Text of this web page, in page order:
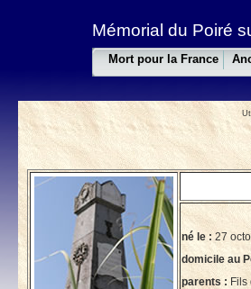
Mémorial du Poiré
Mort pour la France
né le :27
domicile au
parents :